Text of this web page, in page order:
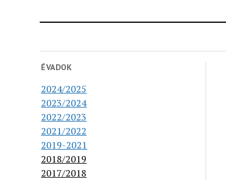
ÉVADOK
2024/2025
2023/2024
2022/2023
2021/2022
2019-2021
2018/2019
2017/2018